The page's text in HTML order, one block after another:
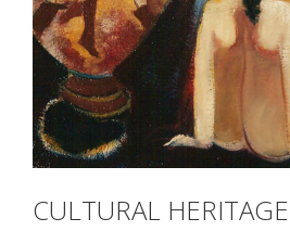
CULTURAL HERITAGE